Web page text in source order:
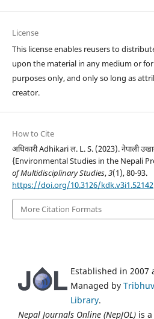
License
This license enables reusers to
upon the material in any medium or
purposes only, and only so long as
creator.
How to Cite
अधिकारी Adhikari ल. L. S. (2023). नेपाली
{Environmental Studies in the Nepali
of Multidisciplinary Studies,3(1), 80-93.
https://doi.org/10.3126/kdk.v3i1.52142
More Citation Formats
Established in 2007
Managed by
Library.
Nepal Journals Online (NepJOL) is